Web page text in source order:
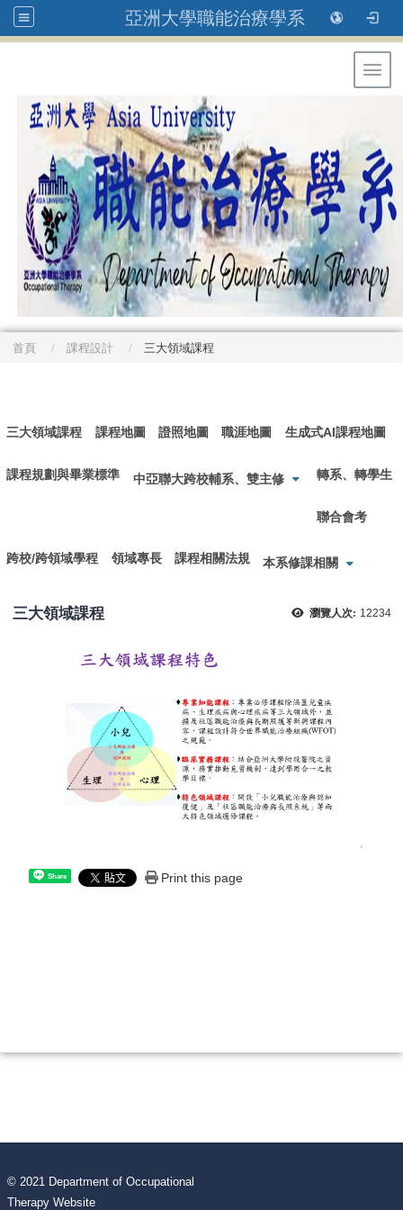
亞洲大學職能治療學系
首頁 課程設計 三大領域課程
三大領域課程 課程地圖 證照地圖 職涯地圖 生成式AI課程地圖
課程規劃與畢業標準 中亞聯大跨校輔系、雙主修 轉系、轉學生
聯合會考
跨校/跨領域學程 領域專長 課程相關法規 本系修課相關
瀏覽人次: 12234
三大領域課程
Share Print this page
© 2021 Department of Occupational
Therapy Website